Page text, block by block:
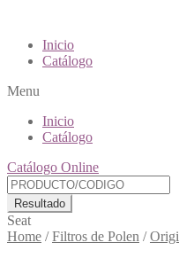
Inicio
Catálogo
Menu
Inicio
Catálogo
Catálogo Online
Resultado
Seat
Home /Filtros de Polen /